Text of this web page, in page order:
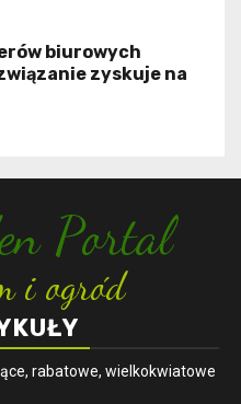
biurowych
zyskuje na
rabatowe, wielkokwiatowe